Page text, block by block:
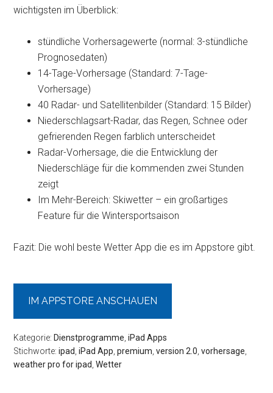
wichtigsten im Überblick:
stündliche Vorhersagewerte (normal: 3-stündliche
Prognosedaten)
14-Tage-Vorhersage (Standard: 7-Tage-
Vorhersage)
40 Radar- und Satellitenbilder (Standard: 15 Bilder)
Niederschlagsart-Radar, das Regen, Schnee oder
gefrierenden Regen farblich unterscheidet
Radar-Vorhersage, die die Entwicklung der
Niederschläge für die kommenden zwei Stunden
zeigt
Im Mehr-Bereich: Skiwetter – ein großartiges
Feature für die Wintersportsaison
Fazit: Die wohl beste Wetter App die es im Appstore gibt.
IM APPSTORE ANSCHAUEN
Kategorie: Dienstprogramme ,iPad Apps
Stichworte:ipad ,iPad App ,premium ,version 2.0 ,vorhersage
weather pro for ipad ,Wetter